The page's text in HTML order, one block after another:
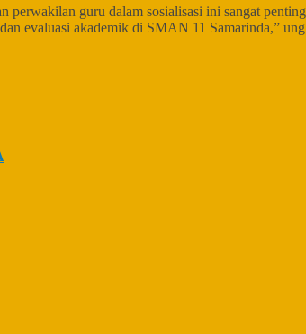
guru dalam sosialisasi ini sangat
evaluasi akademik di SMAN 11 Samarinda,”